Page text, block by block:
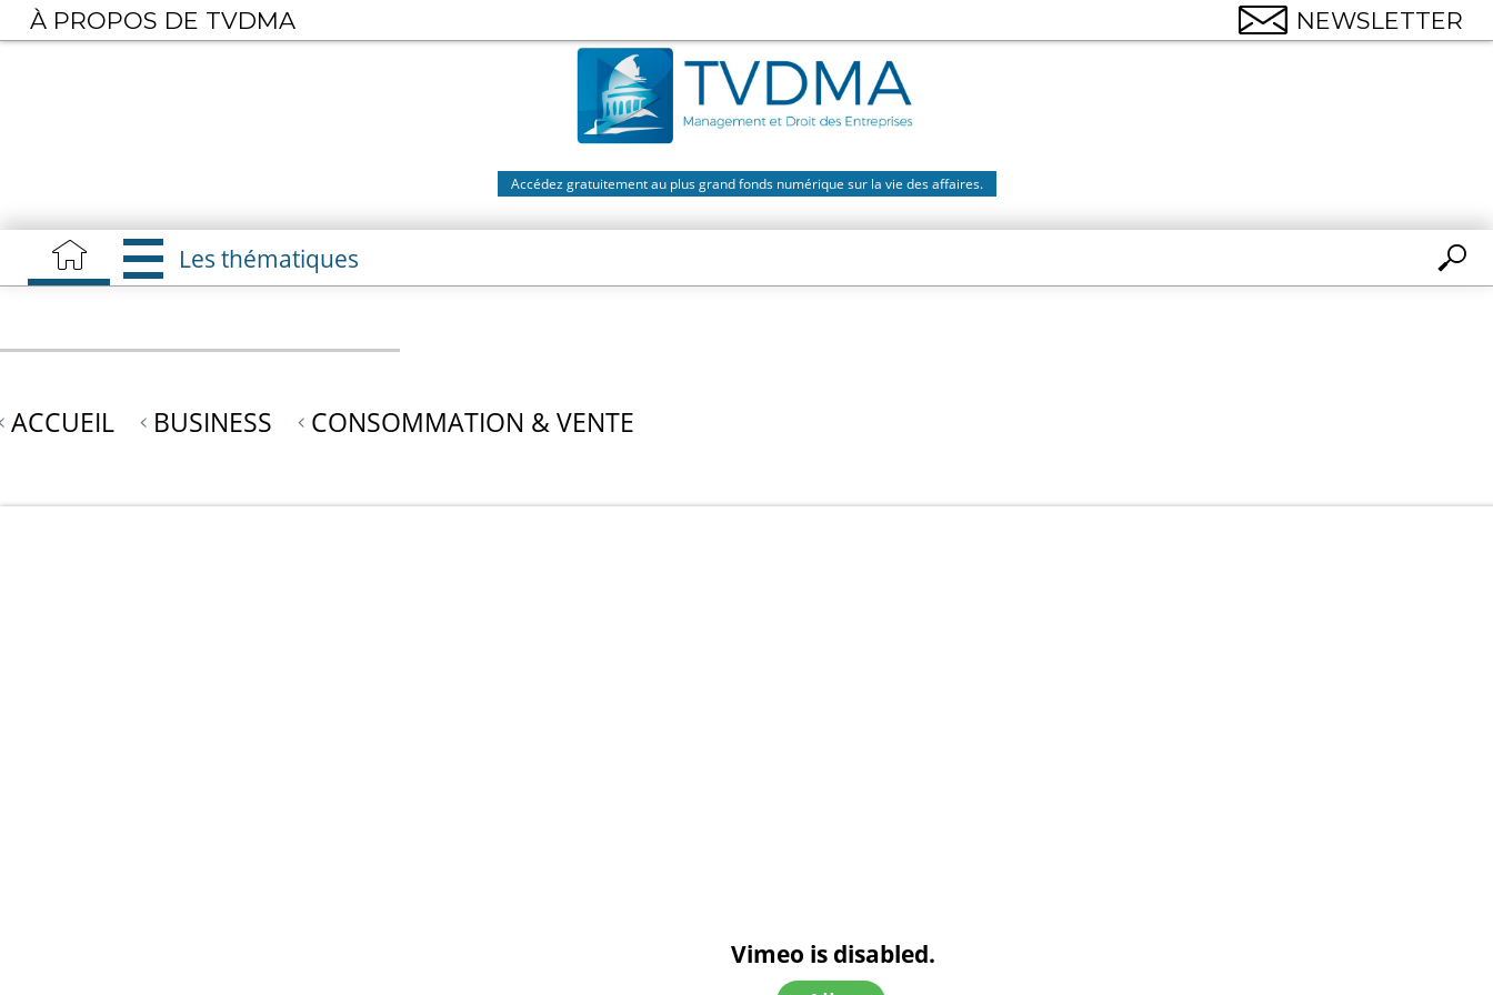
Aller
au
Accédez gratuitement au plus grand fonds numérique sur la vie des affaires.
Les thématiques
ACCUEIL BUSINESS CONSOMMATION & VENTE
Vimeo is disabled.
À PROPOS DE TVDMA NEWSLETTER